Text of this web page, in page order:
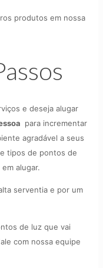
produtos em nossa
e deseja alugar
para incrementar
agradável a seus
tipos de pontos de
alugar.
serventia e por um
de luz que vai
com nossa equipe